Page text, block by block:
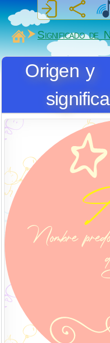
MiSabueso
Significado de
Origen y